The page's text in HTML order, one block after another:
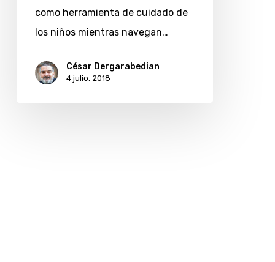
como herramienta de cuidado de
los niños mientras navegan…
César Dergarabedian
4 julio, 2018